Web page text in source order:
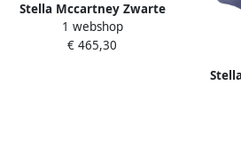
Stella Mccartney Zwarte
Schoudertas met
Kettingrand Black Dames
1 webshop
€ 465,30
Eco